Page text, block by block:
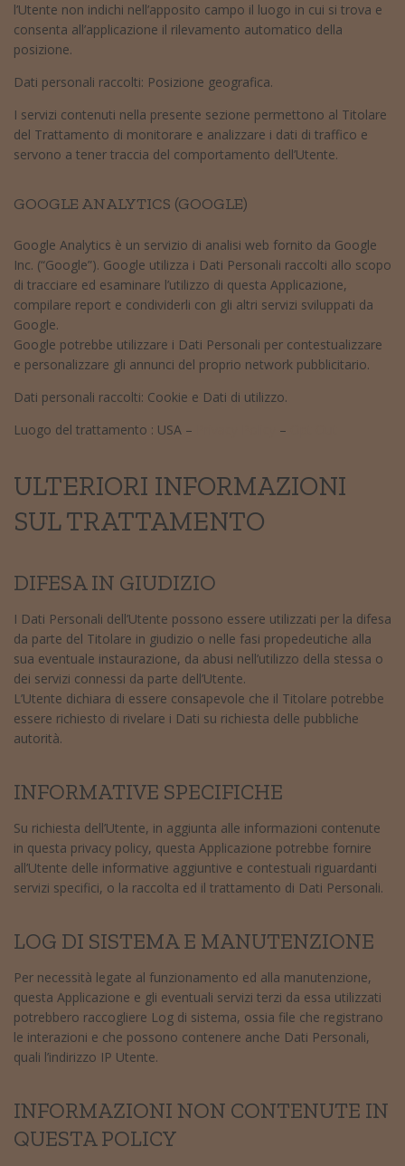
l’Utente non indichi nell’apposito campo il luogo in cui si trova e
consenta all’applicazione il rilevamento automatico della
posizione.
Dati personali raccolti: Posizione geografica.
I servizi contenuti nella presente sezione permettono al Titolare
del Trattamento di monitorare e analizzare i dati di traffico e
servono a tener traccia del comportamento dell’Utente.
GOOGLE ANALYTICS (GOOGLE)
Google Analytics è un servizio di analisi web fornito da Google
Inc. (“Google”). Google utilizza i Dati Personali raccolti allo scopo
di tracciare ed esaminare l’utilizzo di questa Applicazione,
compilare report e condividerli con gli altri servizi sviluppati da
Google.
Google potrebbe utilizzare i Dati Personali per contestualizzare
e personalizzare gli annunci del proprio network pubblicitario.
Dati personali raccolti: Cookie e Dati di utilizzo.
Luogo del trattamento : USA –
–
ULTERIORI INFORMAZIONI
SUL TRATTAMENTO
DIFESA IN GIUDIZIO
I Dati Personali dell’Utente possono essere utilizzati per la difesa
da parte del Titolare in giudizio o nelle fasi propedeutiche alla
sua eventuale instaurazione, da abusi nell’utilizzo della stessa o
dei servizi connessi da parte dell’Utente.
L’Utente dichiara di essere consapevole che il Titolare potrebbe
essere richiesto di rivelare i Dati su richiesta delle pubbliche
autorità.
INFORMATIVE SPECIFICHE
Su richiesta dell’Utente, in aggiunta alle informazioni contenute
in questa privacy policy, questa Applicazione potrebbe fornire
all’Utente delle informative aggiuntive e contestuali riguardanti
servizi specifici, o la raccolta ed il trattamento di Dati Personali.
LOG DI SISTEMA E MANUTENZIONE
Per necessità legate al funzionamento ed alla manutenzione,
questa Applicazione e gli eventuali servizi terzi da essa utilizzati
potrebbero raccogliere Log di sistema, ossia file che registrano
le interazioni e che possono contenere anche Dati Personali,
quali l’indirizzo IP Utente.
INFORMAZIONI NON CONTENUTE IN
QUESTA POLICY